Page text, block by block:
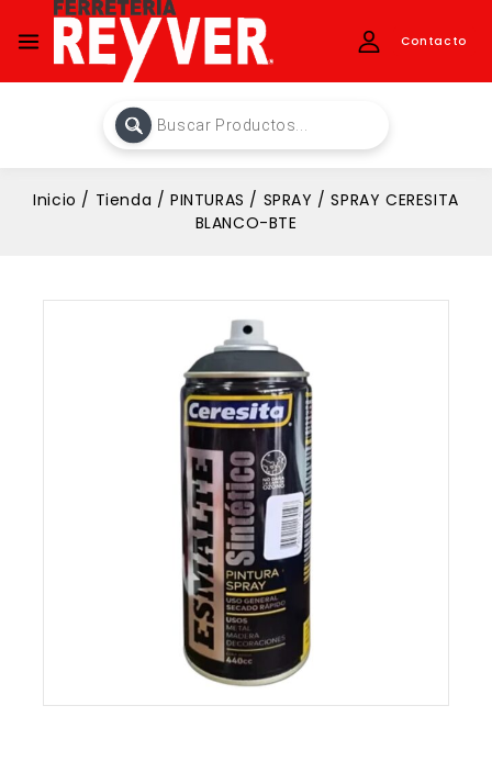
Contacto
Inicio / Tienda / PINTURAS / SPRAY / SPRAY CERESITA
BLANCO-BTE